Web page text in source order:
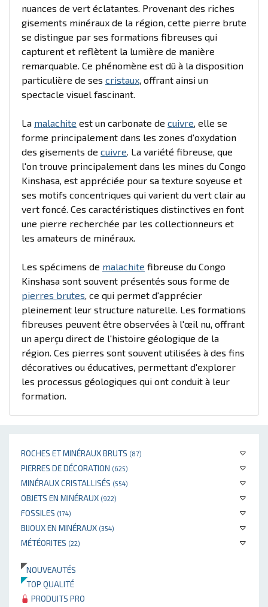
ROCHES ET MINÉRAUX BRUTS (87)
PIERRES DE DÉCORATION (625)
MINÉRAUX CRISTALLISÉS (554)
OBJETS EN MINÉRAUX (922)
FOSSILES (174)
BIJOUX EN MINÉRAUX (354)
MÉTÉORITES (22)
NOUVEAUTÉS
TOP QUALITÉ
PRODUITS PRO
nuances de vert éclatantes. Provenant des riches
gisements minéraux de la région, cette pierre brute
se distingue par ses formations fibreuses qui
capturent et reflètent la lumière de manière
remarquable. Ce phénomène est dû à la disposition
particulière de ses cristaux, offrant ainsi un
spectacle visuel fascinant.
La malachite est un carbonate de cuivre, elle se
forme principalement dans les zones d'oxydation
des gisements de cuivre. La variété fibreuse, que
l'on trouve principalement dans les mines du Congo
Kinshasa, est appréciée pour sa texture soyeuse et
ses motifs concentriques qui varient du vert clair au
vert foncé. Ces caractéristiques distinctives en font
une pierre recherchée par les collectionneurs et
les amateurs de minéraux.
Les spécimens de malachite fibreuse du Congo
Kinshasa sont souvent présentés sous forme de
pierres brutes, ce qui permet d'apprécier
pleinement leur structure naturelle. Les formations
fibreuses peuvent être observées à l'œil nu, offrant
un aperçu direct de l'histoire géologique de la
région. Ces pierres sont souvent utilisées à des fins
décoratives ou éducatives, permettant d'explorer
les processus géologiques qui ont conduit à leur
formation.